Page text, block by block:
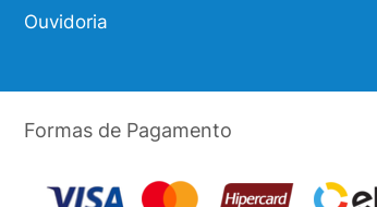
Ouvidoria
Formas de Pagamento